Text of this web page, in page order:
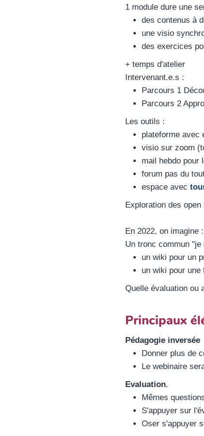
1 module dure une
des contenus à
une visio
des exercices
+ temps d'atelier
Intervenant.e.s :
Parcours 1
Parcours 2
Les outils :
plateforme avec
visio sur zoom
mail hebdo pour
forum pas du
espace avec
Exploration des
En 2022, on imagine :
Un tronc commun
un wiki pour un
un wiki pour une
Quelle évaluation ou
Principaux
Pédagogie inversée
Donner plus de
Le webinaire
Evaluation.
Mêmes
S'appuyer sur
Oser s'appuyer